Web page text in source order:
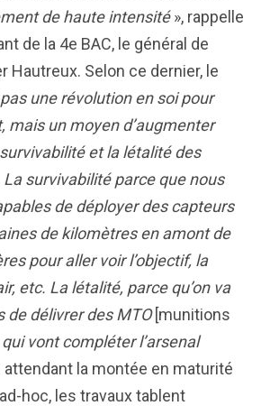
de haute intensité», rappelle
de la 4e BAC, le général de
Hautreux. Selon ce dernier, le
pas une révolution en soi pour
mais un moyen d’augmenter
et la létalité des
survivabilité parce que nous
de déployer des capteurs
de kilomètres en amont de
pour aller voir l’objectif, la
etc. La létalité, parce qu’on va
de délivrer des MTO[munitions
qui vont compléter l’arsenal
attendant la montée en maturité
hoc, les travaux tablent